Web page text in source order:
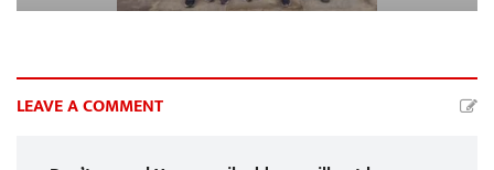
LEAVE A COMMENT